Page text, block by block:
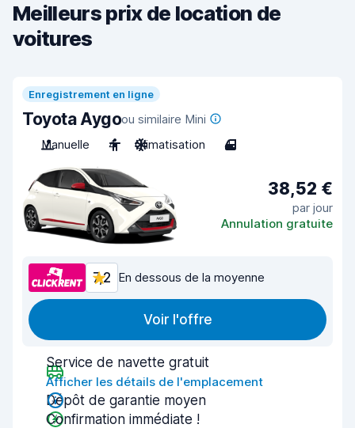
Meilleurs prix de location de
voitures
Enregistrement en ligne
Toyota Aygoou similaire Mini
Manuelle
4 Climatisation 4
38,52 €
par jour
Annulation gratuite
7,2 En dessous de la moyenne
Voir l'offre
Service de navette gratuit
Afficher les détails de l'emplacement
Dépôt de garantie moyen
Confirmation immédiate !